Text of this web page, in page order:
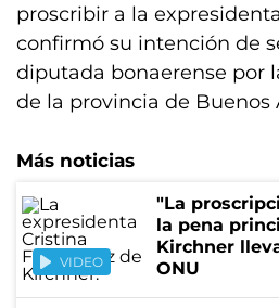
proscribir a la
confirmó su intención de
diputada bonaerense por
de la provincia de Buenos
Más noticias
VIDEO
"La
la pena
Kirchner
ONU